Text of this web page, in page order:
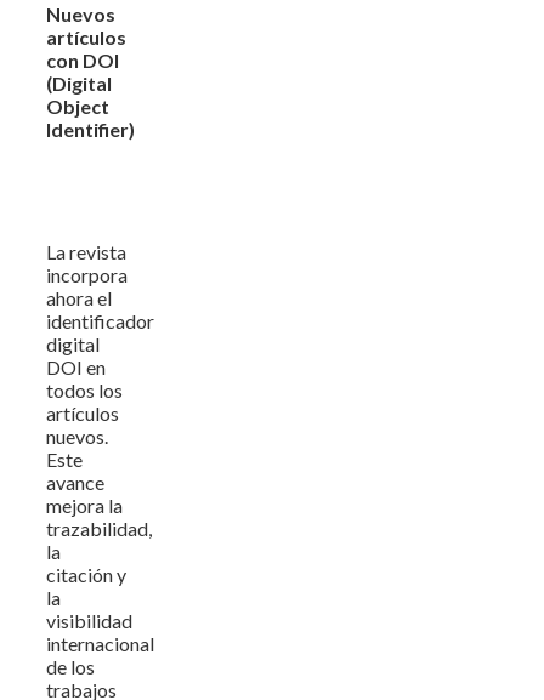
Nuevos
artículos
con DOI
(Digital
Object
Identifier)
La revista
incorpora
ahora el
identificador
digital
DOI en
todos los
artículos
nuevos.
Este
avance
mejora la
trazabilidad,
la
citación y
la
visibilidad
internacional
de los
trabajos